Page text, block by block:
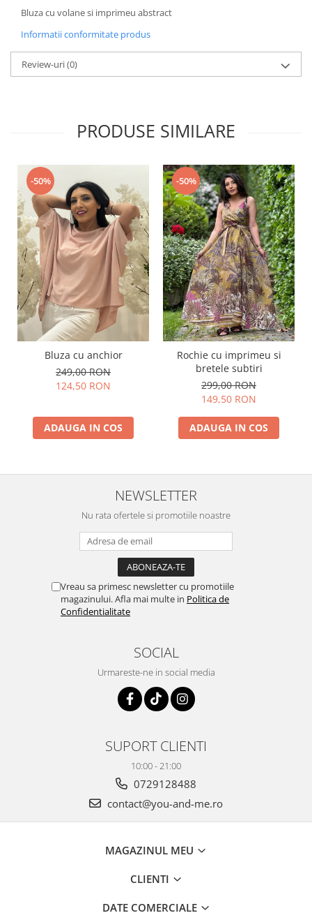
Bluza cu volane si imprimeu abstract
Informatii conformitate produs
Review-uri(0)
PRODUSE SIMILARE
-50%
Bluza cu anchior
249,00 RON
124,50 RON
ADAUGA IN COS
-50%
Rochie cu imprimeu si
bretele subtiri
299,00 RON
149,50 RON
ADAUGA IN COS
NEWSLETTER
Nu rata ofertele si promotiile noastre
Vreau sa primesc newsletter cu promotiile
magazinului. Afla mai multe in Politica de
Confidentialitate
SOCIAL
Urmareste-ne in social media
SUPORT CLIENTI
10:00 - 21:00
0729128488
contact@you-and-me.ro
MAGAZINUL MEU
CLIENTI
DATE COMERCIALE